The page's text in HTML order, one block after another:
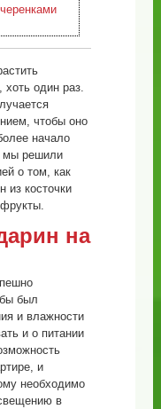
один раз.
чтобы оно
начало
мы решили
о том, как
из косточки
на
был
и влажности
и о питании
и
необходимо
в